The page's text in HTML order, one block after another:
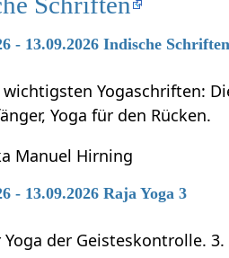
- 13.09.2026 Indische
wichtigsten Yogaschriften:
Yoga für den Rücken.
Manuel Hirning
- 13.09.2026 Raja Yoga 3
Yoga der Geisteskontrolle.